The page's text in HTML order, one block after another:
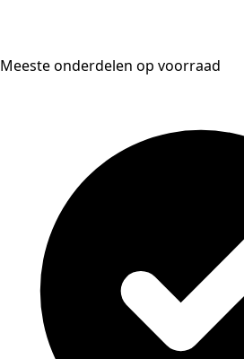
Meeste onderdelen op voorraad